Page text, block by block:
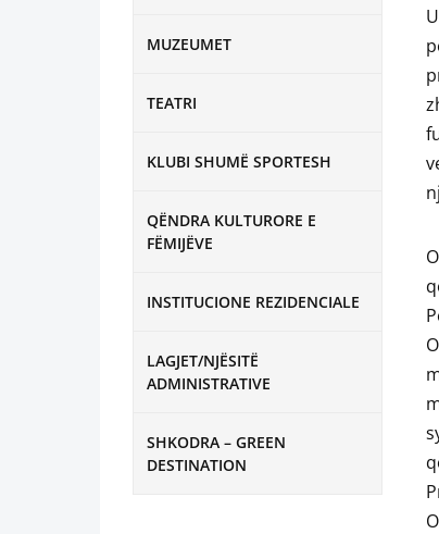
MUZEUMET
TEATRI
KLUBI SHUMË SPORTESH
QËNDRA KULTURORE E
FËMIJËVE
INSTITUCIONE REZIDENCIALE
LAGJET/NJËSITË
ADMINISTRATIVE
SHKODRA – GREEN
DESTINATION